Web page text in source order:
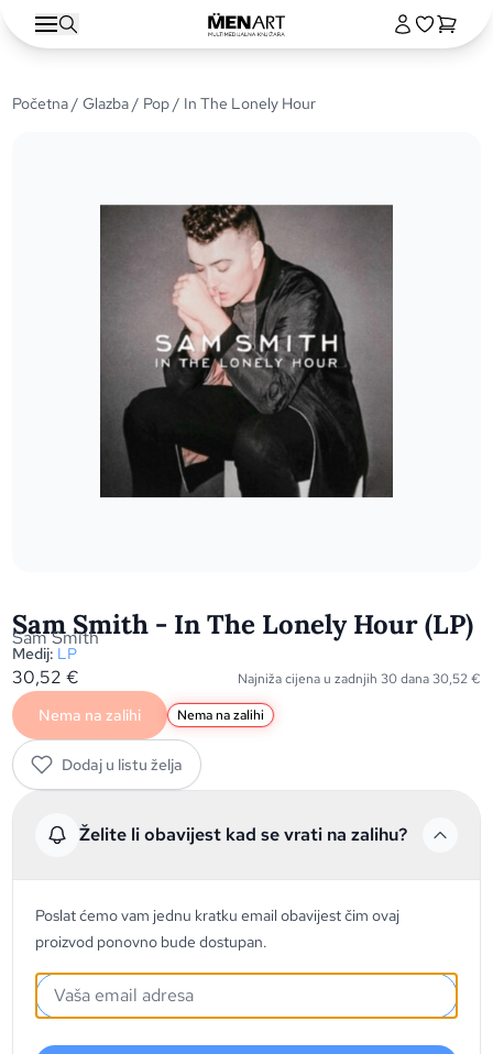
Početna/Glazba/ Pop/ In The Lonely Hour
Sam Smith - In The Lonely Hour (LP)
Sam Smith
Medij: LP
30,52€ Najniža cijena u zadnjih 30 dana30,52€
Nema na zalihi Nema na zalihi
Dodaj u listu želja
Želite li obavijest kad se vrati na zalihu?
Poslat ćemo vam jednu kratku email obavijest čim ovaj
proizvod ponovno bude dostupan.